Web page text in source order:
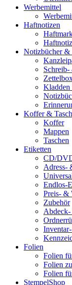
Werbemittel
Haftnotizen
Notizbücher &
Kladden
Koffer &
Koffer
Mappen
Taschen
Etiketten
CD/
Adress-
Endlos-
Preis- &
Zubehör
Folien
Folien
Folien
Folien
StempelShop